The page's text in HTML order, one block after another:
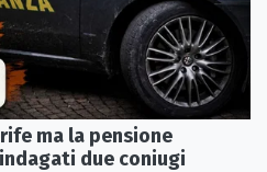
ma la pensione
due coniugi